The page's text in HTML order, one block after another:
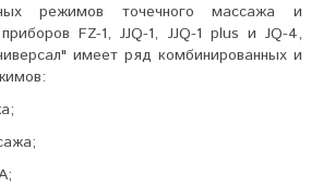
режимов точечного массажа и
FZ-1, JJQ-1, JJQ-1 plus и JQ-4,
имеет ряд комбинированных и